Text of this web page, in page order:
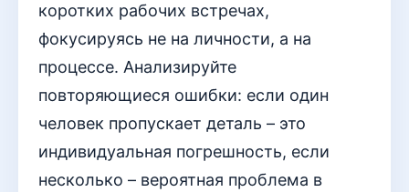
коротких рабочих встречах,
фокусируясь не на личности, а на
процессе. Анализируйте
повторяющиеся ошибки: если один
человек пропускает деталь – это
индивидуальная погрешность, если
несколько – вероятная проблема в